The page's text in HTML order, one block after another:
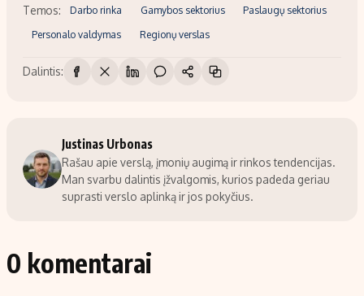
Temos: Darbo rinka Gamybos sektorius Paslaugų sektorius
Personalo valdymas Regionų verslas
Dalintis:
Justinas Urbonas
Rašau apie verslą, įmonių augimą ir rinkos tendencijas.
Man svarbu dalintis įžvalgomis, kurios padeda geriau
suprasti verslo aplinką ir jos pokyčius.
0 komentarai